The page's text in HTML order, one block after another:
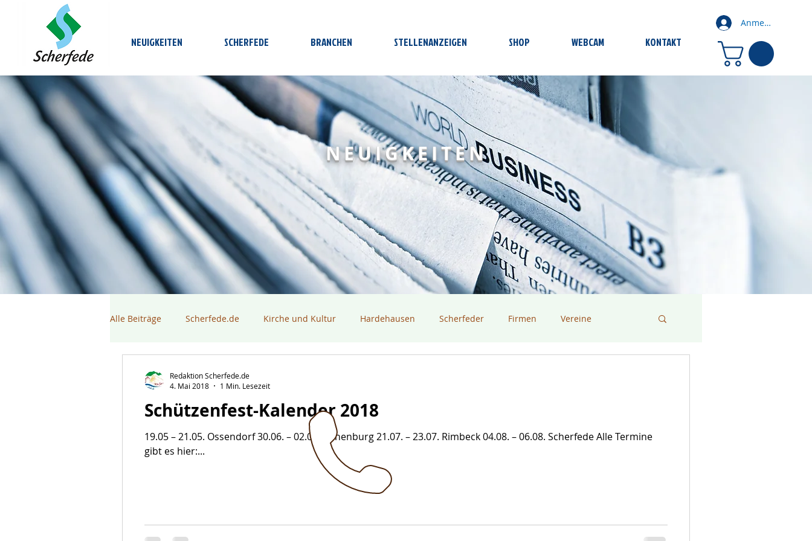
Anmelden
NEUIGKEITEN SCHERFEDE BRANCHEN STELLENANZEIGEN SHOP WEBCAM KONTAKT
NEUIGKEITEN
Alle Beiträge Scherfede.de Kirche und Kultur Hardehausen Scherfeder Firmen Vereine
Schützenfest-Kalender 2018
19.05 – 21.05. Ossendorf 30.06. – 02.07. Bonenburg 21.07. – 23.07. Rimbeck 04.08. – 06.08. Scherfede Alle Termine
gibt es hier:...
Redaktion Scherfede.de
4. Mai 2018
1 Min. Lesezeit